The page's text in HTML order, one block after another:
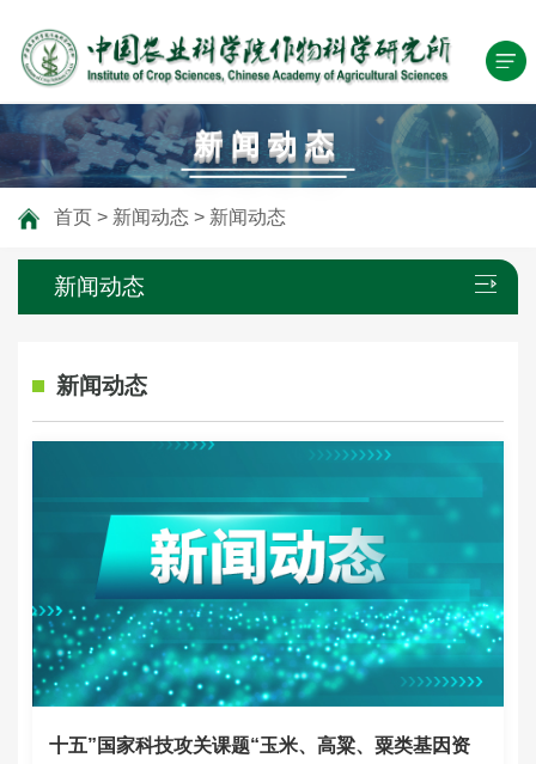
新闻动态
首页 > 新闻动态 > 新闻动态
新闻动态
新闻动态
十五”国家科技攻关课题“玉米、高粱、粟类基因资